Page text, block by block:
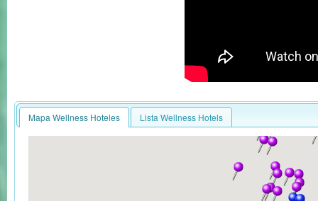
Mapa Wellness Hoteles Lista Wellness Hotels